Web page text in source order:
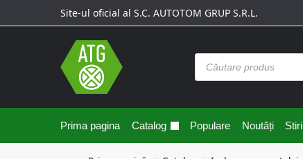
Site-ul oficial al S.C. AUTOTOM GRUP S.R.L.
Prima pagina Catalog Populare Noutăți Stiri